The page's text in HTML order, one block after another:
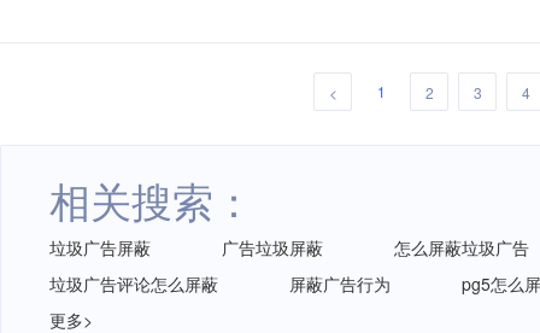
< 1 2 3 4
相关搜索：
垃圾广告屏蔽 广告垃圾屏蔽
怎么屏蔽垃圾广告
垃圾广告评论怎么屏蔽
屏蔽广告行为
pg5怎么
更多>